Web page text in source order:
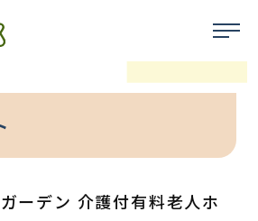
ーデン 介護付有料老人ホ